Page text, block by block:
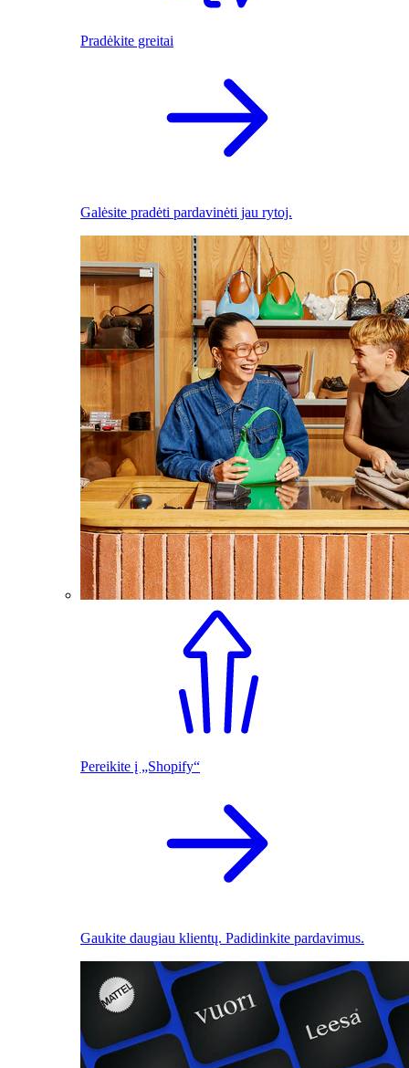
Pradėkite greitai
Galėsite pradėti pardavinėti jau rytoj.
Pereikite į „Shopify“
Gaukite daugiau klientų. Padidinkite pardavimus.